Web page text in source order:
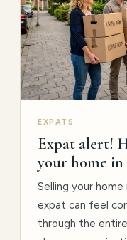
EXPATS
Expat alert!
your home
Selling your home
expat can feel
through the